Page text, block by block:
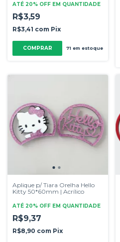
ATÉ 20% OFF EM QUANTIDADE
R$3,59
R$3,41 com Pix
COMPRAR 71em estoque
Aplique p/ Tiara Orelha Hello
Kitty 50*60mm | Acrílico
ATÉ 20% OFF EM QUANTIDADE
R$9,37
R$8,90 com Pix